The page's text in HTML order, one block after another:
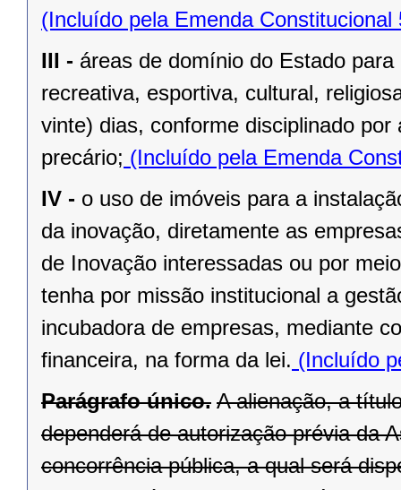
(Incluído pela Emenda Constitucional
III - áreas de domínio do Estado
recreativa, esportiva, cultural,
vinte) dias, conforme disciplinado
precário; (Incluído pela Emenda
IV - o uso de imóveis para a
da inovação, diretamente as
de Inovação interessadas ou por
tenha por missão institucional a
incubadora de empresas, mediante
financeira, na forma da lei. (Incluído
Parágrafo único. A alienação, a
dependerá de autorização prévia da
concorrência pública, a qual será